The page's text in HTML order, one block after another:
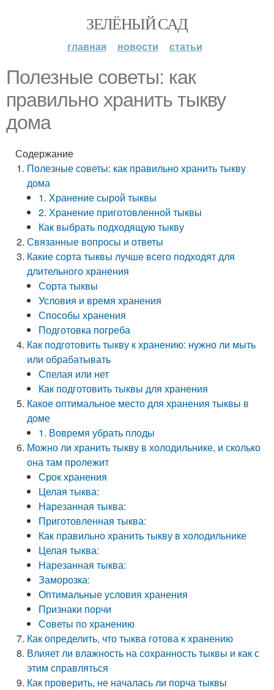
ЗЕЛЁНЫЙ САД
главная новости статьи
Полезные советы: как
правильно хранить тыкву
дома
Содержание
Полезные советы: как правильно хранить тыкву
дома
1. Хранение сырой тыквы
2. Хранение приготовленной тыквы
Как выбрать подходящую тыкву
Связанные вопросы и ответы
Какие сорта тыквы лучше всего подходят для
длительного хранения
Сорта тыквы
Условия и время хранения
Способы хранения
Подготовка погреба
Как подготовить тыкву к хранению: нужно ли мыть
или обрабатывать
Спелая или нет
Как подготовить тыквы для хранения
Какое оптимальное место для хранения тыквы в
доме
1. Вовремя убрать плоды
Можно ли хранить тыкву в холодильнике, и сколько
она там пролежит
Срок хранения
Целая тыква:
Нарезанная тыква:
Приготовленная тыква:
Как правильно хранить тыкву в холодильнике
Целая тыква:
Нарезанная тыква:
Заморозка:
Оптимальные условия хранения
Признаки порчи
Советы по хранению
Как определить, что тыква готова к хранению
Влияет ли влажность на сохранность тыквы и как с
этим справляться
Как проверить, не началась ли порча тыквы